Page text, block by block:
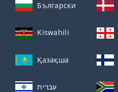
Български
Kiswahili
Қазақша
עברית